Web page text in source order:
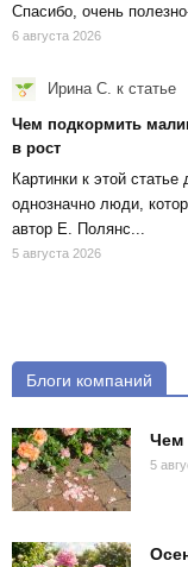
Спасибо, очень
6 августа 2026
Ирина С. к статье
Чем подкормить
в рост
Картинки к этой
однозначно люди,
автор Е. Полянс...
5 августа 2026
Блоги компаний
Чем
5